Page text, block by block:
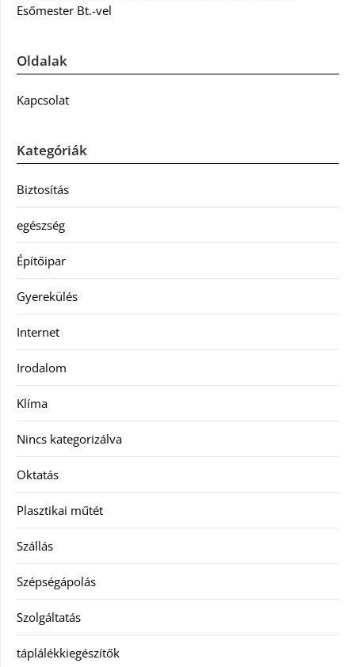
Esőmester Bt.-vel
Oldalak
Kapcsolat
Kategóriák
Biztosítás
egészség
Építőipar
Gyerekülés
Internet
Irodalom
Klíma
Nincs kategorizálva
Oktatás
Plasztikai műtét
Szállás
Szépségápolás
Szolgáltatás
táplálékkiegészítők